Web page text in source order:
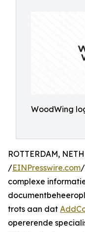
WoodWing
ROTTERDAM,
/EINPresswire.com
complexe
trots aan dat
opererende